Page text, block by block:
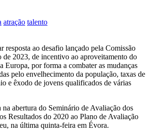
atração talento
resposta ao desafio lançado pela Comissão
de 2023, de incentivo ao aproveitamento do
Europa, por forma a combater as mudanças
pelo envelhecimento da população, taxas de
e êxodo de jovens qualificados de várias
abertura do Seminário de Avaliação dos
Resultados do 2020 ao Plano de Avaliação
na última quinta-feira em Évora.